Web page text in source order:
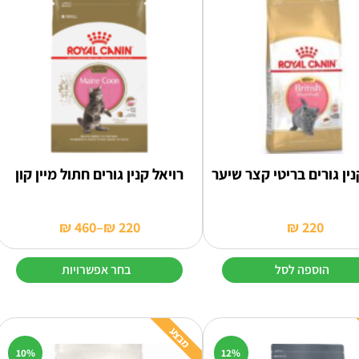
גורים בריטי קצר שיער
₪220
הוספה לסל
רויאל קנין גורים חתול מיין קון
₪220
–
₪460
טווח
מחירים:
⁦₪ 220⁩
בחר אפשרויות
יש
מספר
סוגים.
12%
מבצע
10%